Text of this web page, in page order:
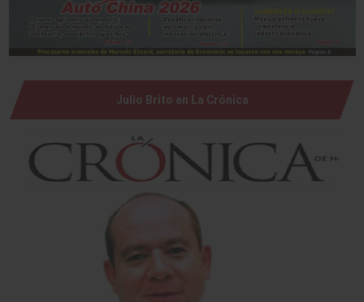
Julio Brito en La Crónica